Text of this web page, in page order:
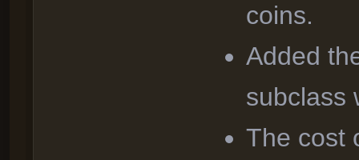
coins.
Added
subclass
The cost